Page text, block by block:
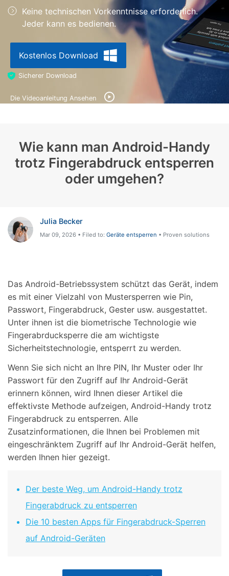
Suchen
Keine technischen Vorkenntnisse erforderlich.
Jeder kann es bedienen.
Kostenlos Download
Sicherer Download
Die Videoanleitung Ansehen
Wie kann man Android-Handy
trotz Fingerabdruck entsperren
oder umgehen?
Julia Becker
Mar 09, 2026 • Filed to: Geräte entsperren • Proven solutions
Das Android-Betriebssystem schützt das Gerät, indem
es mit einer Vielzahl von Mustersperren wie Pin,
Passwort, Fingerabdruck, Gester usw. ausgestattet.
Unter ihnen ist die biometrische Technologie wie
Fingerabrducksperre die am wichtigste
Sicherheitstechnologie, entsperrt zu werden.
Wenn Sie sich nicht an Ihre PIN, Ihr Muster oder Ihr
Passwort für den Zugriff auf Ihr Android-Gerät
erinnern können, wird Ihnen dieser Artikel die
effektivste Methode aufzeigen, Android-Handy trotz
Fingerabdruck zu entsperren. Alle
Zusatzinformationen, die Ihnen bei Problemen mit
eingeschränktem Zugriff auf Ihr Android-Gerät helfen,
werden Ihnen hier gezeigt.
Der beste Weg, um Android-Handy trotz
Fingerabdruck zu entsperren
Die 10 besten Apps für Fingerabdruck-Sperren
auf Android-Geräten